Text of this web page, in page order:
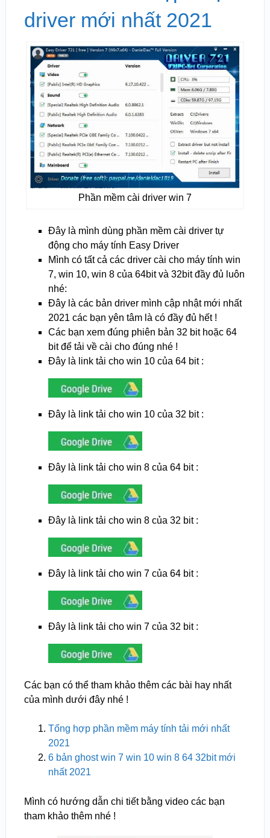
driver mới nhất 2021
Phần mềm cài driver win 7
Đây là mình dùng phần mềm cài driver tự
động cho máy tính Easy Driver
Mình có tất cả các driver cài cho máy tính win
7, win 10, win 8 của 64bit và 32bit đầy đủ luôn
nhé:
Đây là các bản driver mình cập nhật mới nhất
2021 các bạn yên tâm là có đầy đủ hết !
Các bạn xem đúng phiên bản 32 bit hoặc 64
bit để tải về cài cho đúng nhé !
Đây là link tải cho win 10 của 64 bit :
Đây là link tải cho win 10 của 32 bit :
Đây là link tải cho win 8 của 64 bit :
Đây là link tải cho win 8 của 32 bit :
Đây là link tải cho win 7 của 64 bit :
Đây là link tải cho win 7 của 32 bit :
Các bạn có thể tham khảo thêm các bài hay nhất
của mình dưới đây nhé !
Tổng hợp phần mềm máy tính tải mới nhất
2021
6 bản ghost win 7 win 10 win 8 64 32bit mới
nhất 2021
Mình có hướng dẫn chi tiết bằng video các bạn
tham khảo thêm nhé !